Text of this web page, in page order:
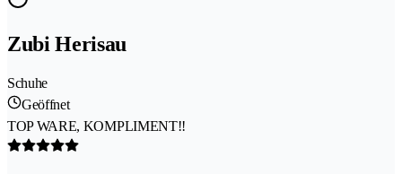
Zubi Herisau
Schuhe
Geöffnet
TOP WARE, KOMPLIMENT!!